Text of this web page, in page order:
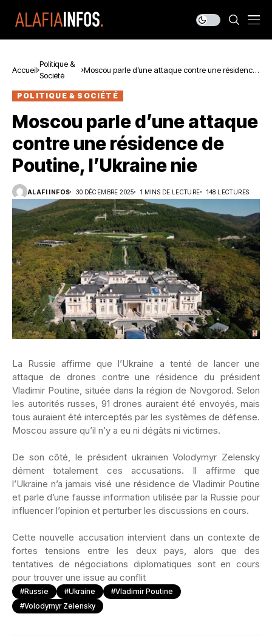
Accueil
Politique &
Société
Moscou parle d’une attaque contre une résidence
POLITIQUE & SOCIÉTÉ
Moscou parle d’une attaque
contre une résidence de
Poutine, l’Ukraine nie ‎
ALAFI INFOS 30 DÉCEMBRE 2025 1 MINS DE LECTURE 148 LECTURES
La Russie affirme que l’Ukraine a tenté de lancer une
attaque de drones contre une résidence du président
Vladimir Poutine, située dans la région de Novgorod. Selon
les autorités russes, 91 drones auraient été envoyés, mais
tous auraient été interceptés par les systèmes de défense.
Moscou assure qu’il n’y a eu ni dégâts ni victimes.
‎De son côté, le président ukrainien Volodymyr Zelensky
dément totalement ces accusations. Il affirme que
l’Ukraine n’a jamais visé une résidence de Vladimir Poutine
et parle d’une fausse information utilisée par la Russie pour
influencer l’opinion et perturber les discussions en cours.
‎Cette nouvelle accusation intervient dans un contexte de
fortes tensions entre les deux pays, alors que des
tentatives de négociations diplomatiques sont en cours
pour trouver une issue au conflit
#Russie #Ukraine
#Vladimir Poutine
#Volodymyr Zelensky